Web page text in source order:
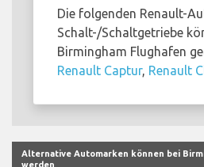
Die folgenden Renault-
Schalt-/Schaltgetriebe
Birmingham Flughafen
Renault Captur, Renault
Alternative Automarken können bei
werden